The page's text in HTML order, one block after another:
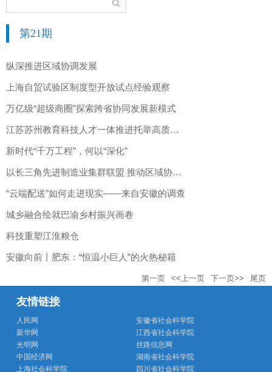
第21期
纵深推进区域协调发展
上海自贸试验区制度型开放试点经验观察
万亿级“超级商圈”探索跨省协同发展新模式
江苏苏州教育科技人才一体推进托举高质量发展
新时代“千万工程”，何以“深化”
以长三角先进制造业集群联盟 推动区域协同发展迈向更高水平
“云端配送”如何走进现实——来自安徽的调查
城乡融合绘就巴渝乡村振兴画卷
科技重塑江淮粮仓
安徽向前丨肥东：“恒温小巨人”的火热秘籍
第一页 <<上一页 下一页>> 尾页
友情链接
人民网
新华网
光明网
中国经济网
上海社会科学院
安徽省社会科学院
江西省社会科学院
丝路信息网
湖南省社会科学院
四川省社会科学院